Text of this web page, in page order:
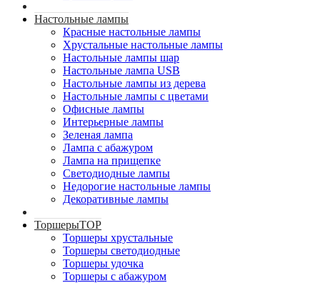
Настольные лампы
Красные настольные лампы
Хрустальные настольные лампы
Настольные лампы шар
Настольные лампа USB
Настольные лампы из дерева
Настольные лампы с цветами
Офисные лампы
Интерьерные лампы
Зеленая лампа
Лампа с абажуром
Лампа на прищепке
Светодиодные лампы
Недорогие настольные лампы
Декоративные лампы
ТоршерыTOP
Торшеры хрустальные
Торшеры светодиодные
Торшеры удочка
Торшеры с абажуром